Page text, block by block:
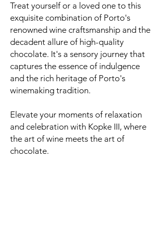
Treat yourself or a loved one to this
exquisite combination of Porto's
renowned wine craftsmanship and the
decadent allure of high-quality
chocolate. It's a sensory journey that
captures the essence of indulgence
and the rich heritage of Porto's
winemaking tradition.
Elevate your moments of relaxation
and celebration with Kopke III, where
the art of wine meets the art of
chocolate.